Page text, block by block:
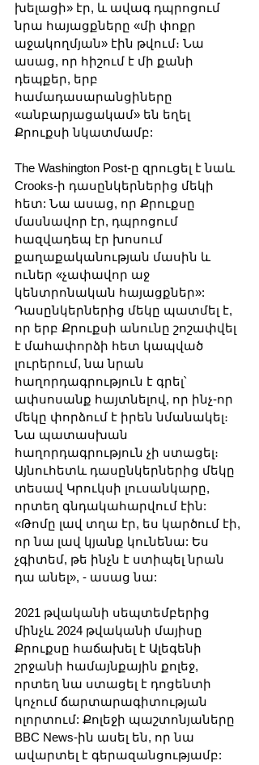
խելացի» էր, և ավագ դպրոցում
նրա հայացքները «մի փոքր
աջակողմյան» էին թվում։ Նա
ասաց, որ հիշում է մի քանի
դեպքեր, երբ
համադասարանցիները
«անբարյացակամ» են եղել
Քրուքսի նկատմամբ:
The Washington Post-ը զրուցել է նաև
Crooks-ի դասընկերներից մեկի
հետ: Նա ասաց, որ Քրուքսը
մասնավոր էր, դպրոցում
հազվադեպ էր խոսում
քաղաքականության մասին և
ուներ «չափավոր աջ
կենտրոնական հայացքներ»:
Դասընկերներից մեկը պատմել է,
որ երբ Քրուքսի անունը շոշափվել
է մահափորձի հետ կապված
լուրերում, նա նրան
հաղորդագրություն է գրել՝
ափսոսանք հայտնելով, որ ինչ-որ
մեկը փորձում է իրեն նմանակել։
Նա պատասխան
հաղորդագրություն չի ստացել։
Այնուհետև դասընկերներից մեկը
տեսավ Կրուկսի լուսանկարը,
որտեղ գնդակահարվում էին:
«Թոմը լավ տղա էր, ես կարծում էի,
որ նա լավ կյանք կունենա: Ես
չգիտեմ, թե ինչն է ստիպել նրան
դա անել», - ասաց նա:
2021 թվականի սեպտեմբերից
մինչև 2024 թվականի մայիսը
Քրուքսը հաճախել է Ալեգենի
շրջանի համայնքային քոլեջ,
որտեղ նա ստացել է դոցենտի
կոչում ճարտարագիտության
ոլորտում: Քոլեջի պաշտոնյաները
BBC News-ին ասել են, որ նա
ավարտել է գերազանցությամբ: